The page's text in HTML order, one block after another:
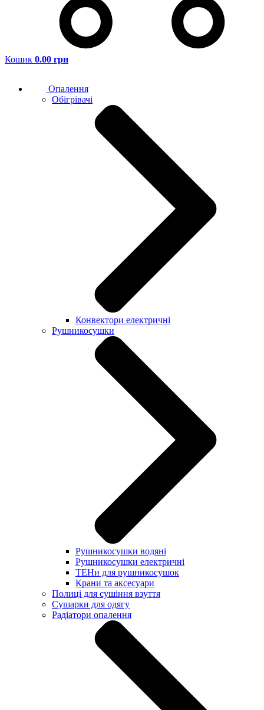
Кошик 0.00 грн
Опалення
Обігрівачі
Конвектори електричні
Рушникосушки
Рушникосушки водяні
Рушникосушки електричні
ТЕНи для рушникосушок
Крани та аксесуари
Полиці для сушіння взуття
Сушарки для одягу
Радіатори опалення